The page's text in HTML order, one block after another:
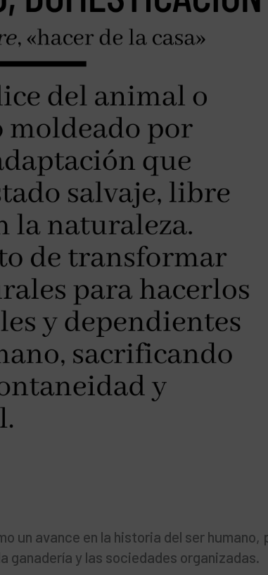
un avance en la historia del ser humano,
y las sociedades organizadas.